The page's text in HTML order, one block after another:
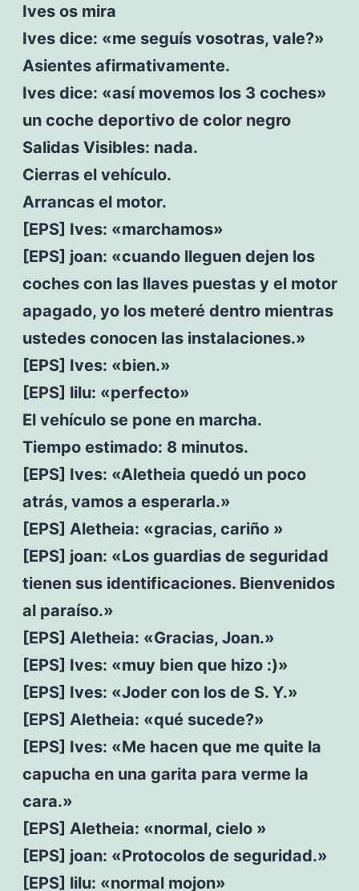
Ives os mira
Ives dice: «me seguís vosotras, vale?»
Asientes afirmativamente.
Ives dice: «así movemos los 3 coches»
un coche deportivo de color negro
Salidas Visibles: nada.
Cierras el vehículo.
Arrancas el motor.
[EPS] Ives: «marchamos»
[EPS] joan: «cuando lleguen dejen los
coches con las llaves puestas y el motor
apagado, yo los meteré dentro mientras
ustedes conocen las instalaciones.»
[EPS] Ives: «bien.»
[EPS] lilu: «perfecto»
El vehículo se pone en marcha.
Tiempo estimado: 8 minutos.
[EPS] Ives: «Aletheia quedó un poco
atrás, vamos a esperarla.»
[EPS] Aletheia: «gracias, cariño »
[EPS] joan: «Los guardias de seguridad
tienen sus identificaciones. Bienvenidos
al paraíso.»
[EPS] Aletheia: «Gracias, Joan.»
[EPS] Ives: «muy bien que hizo :)»
[EPS] Ives: «Joder con los de S. Y.»
[EPS] Aletheia: «qué sucede?»
[EPS] Ives: «Me hacen que me quite la
capucha en una garita para verme la
cara.»
[EPS] Aletheia: «normal, cielo »
[EPS] joan: «Protocolos de seguridad.»
[EPS] lilu: «normal mojon»